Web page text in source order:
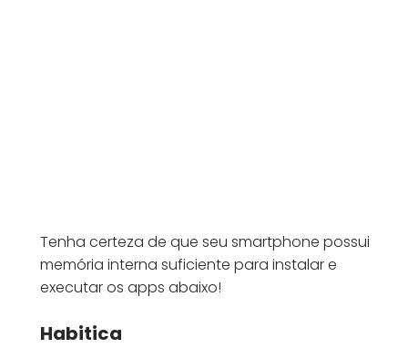
Tenha certeza de que seu smartphone possui
memória interna suficiente para instalar e
executar os apps abaixo!
Habitica